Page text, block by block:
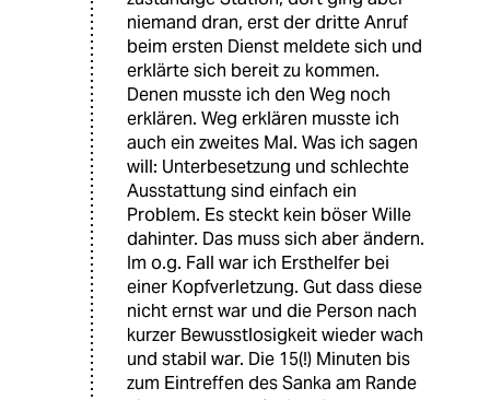
niemand dran, erst der dritte Anruf
beim ersten Dienst meldete sich und
erklärte sich bereit zu kommen.
Denen musste ich den Weg noch
erklären. Weg erklären musste ich
auch ein zweites Mal. Was ich sagen
will: Unterbesetzung und schlechte
Ausstattung sind einfach ein
Problem. Es steckt kein böser Wille
dahinter. Das muss sich aber ändern.
Im o.g. Fall war ich Ersthelfer bei
einer Kopfverletzung. Gut dass diese
nicht ernst war und die Person nach
kurzer Bewusstlosigkeit wieder wach
und stabil war. Die 15(!) Minuten bis
zum Eintreffen des Sanka am Rande